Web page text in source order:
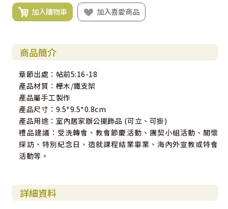
加入購物車 加入喜愛商品
商品簡介
章節出處：帖前5:16-18
產品材質：櫸木/鐵支架
產品屬手工製作
產品尺寸：9.5*9.5*0.8cm
產品用途：室內居家辦公擺飾品 (可立、可掛)
禮品建議：受洗轉會、教會節慶活動、團契小組活動、關懷
探訪、特別紀念日、造就課程結業畢業、海內外宣教或特會
活動等。
詳細資料